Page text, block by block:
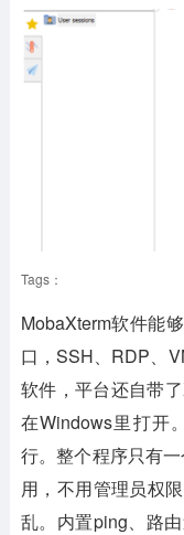
Tags：
MobaXterm软件能
口，SSH、RDP、
软件，平台还自带
在Windows里打开
行。整个程序只有
用，不用管理员权
乱。内置ping、路